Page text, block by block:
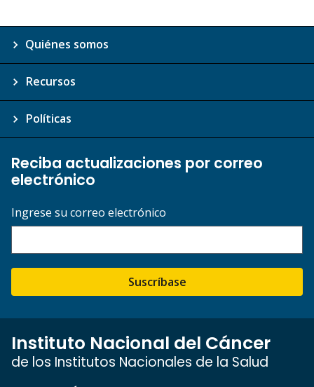
Quiénes somos
Recursos
Políticas
Reciba actualizaciones por correo
electrónico
Ingrese su correo electrónico
Suscríbase
Instituto Nacional del Cáncer
de los Institutos Nacionales de la Salud